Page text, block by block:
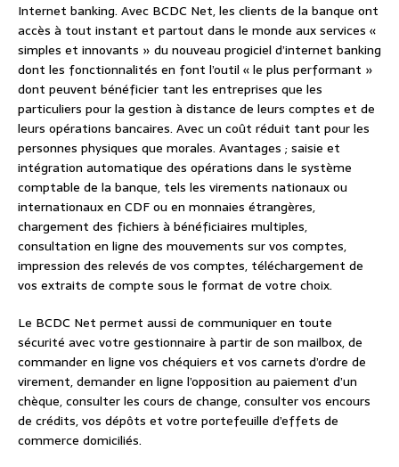
Internet banking. Avec BCDC Net, les clients de la banque ont
accès à tout instant et partout dans le monde aux services «
simples et innovants » du nouveau progiciel d’internet banking
dont les fonctionnalités en font l’outil « le plus performant »
dont peuvent bénéficier tant les entreprises que les
particuliers pour la gestion à distance de leurs comptes et de
leurs opérations bancaires. Avec un coût réduit tant pour les
personnes physiques que morales. Avantages ; saisie et
intégration automatique des opérations dans le système
comptable de la banque, tels les virements nationaux ou
internationaux en CDF ou en monnaies étrangères,
chargement des fichiers à bénéficiaires multiples,
consultation en ligne des mouvements sur vos comptes,
impression des relevés de vos comptes, téléchargement de
vos extraits de compte sous le format de votre choix.
Le BCDC Net permet aussi de communiquer en toute
sécurité avec votre gestionnaire à partir de son mailbox, de
commander en ligne vos chéquiers et vos carnets d’ordre de
virement, demander en ligne l’opposition au paiement d’un
chèque, consulter les cours de change, consulter vos encours
de crédits, vos dépôts et votre portefeuille d’effets de
commerce domiciliés.